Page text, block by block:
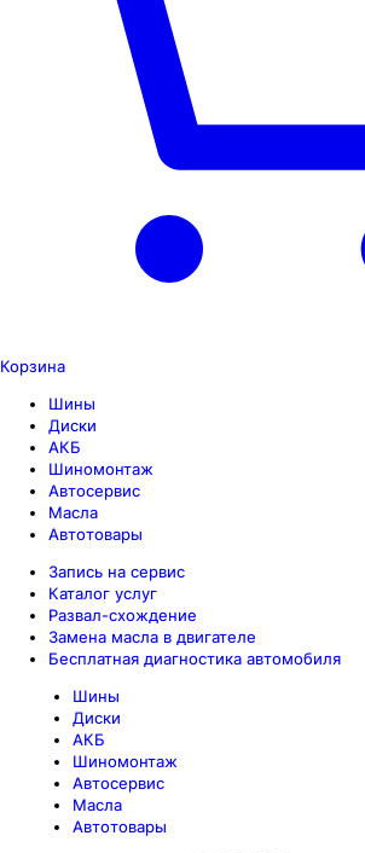
Корзина
Шины
Диски
АКБ
Шиномонтаж
Автосервис
Масла
Автотовары
Запись на сервис
Каталог услуг
Развал-схождение
Замена масла в двигателе
Бесплатная диагностика автомобиля
Шины
Диски
АКБ
Шиномонтаж
Автосервис
Масла
Автотовары